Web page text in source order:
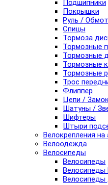
Подшипники
Покрышки
Руль /
Спицы
Тормоза
Тормозные
Тормозные
Тормозные
Тормозные
Трос
Флиппер
Цепи /
Шатуны /
Шифтеры
Штыри
Велокрепления на
Велоодежда
Велосипеды
Велосипеды
Велосипеды
Велосипеды